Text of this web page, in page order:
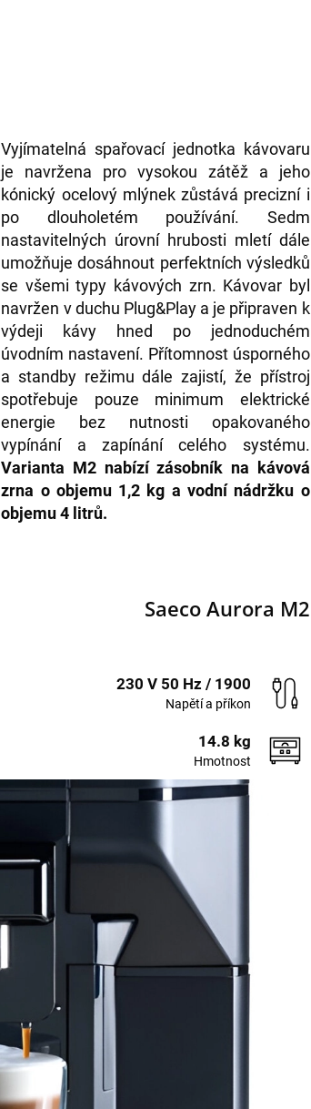
Vyjímatelná spařovací jednotka kávovaru
je navržena pro vysokou zátěž a jeho
kónický ocelový mlýnek zůstává precizní i
po dlouholetém používání. Sedm
nastavitelných úrovní hrubosti mletí dále
umožňuje dosáhnout perfektních výsledků
se všemi typy kávových zrn. Kávovar byl
navržen v duchu Plug&Play a je připraven k
výdeji kávy hned po jednoduchém
úvodním nastavení. Přítomnost úsporného
a standby režimu dále zajistí, že přístroj
spotřebuje pouze minimum elektrické
energie bez nutnosti opakovaného
vypínání a zapínání celého systému.
Varianta M2 nabízí zásobník na kávová
zrna o objemu 1,2 kg a vodní nádržku o
objemu 4 litrů.
Saeco Aurora M2
230 V 50 Hz / 1900
Napětí a příkon
14.8 kg
Hmotnost